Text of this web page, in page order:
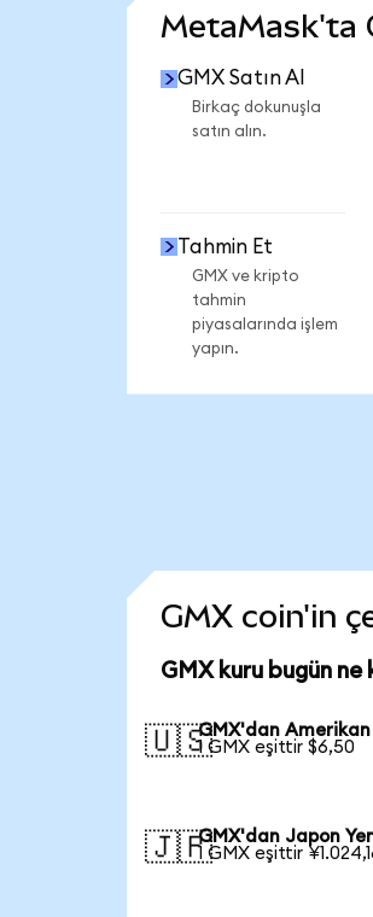
MetaMask'ta
GMX Satın Al
Birkaç dokunuşla
satın alın.
Tahmin Et
GMX ve kripto
tahmin
piyasalarında işlem
yapın.
GMX coin'in
GMX kuru bugün ne
🇺🇸GMX'dan Amerikan
1 GMX eşittir $6,50
🇯🇵GMX'dan Japon
1 GMX eşittir